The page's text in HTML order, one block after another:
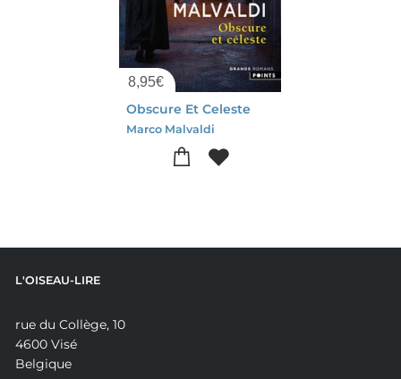
8,95€
Obscure Et Celeste
Marco Malvaldi
L'OISEAU-LIRE
rue du Collège, 10
4600 Visé
Belgique